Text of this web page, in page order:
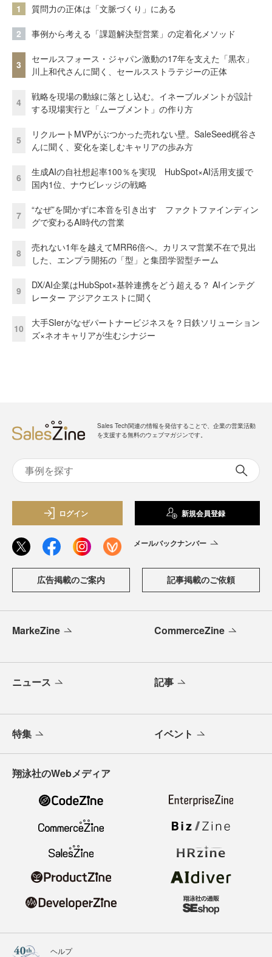
1 質問力の正体は「文脈づくり」にある
2 事例から考える「課題解決型営業」の定着化メソッド
3
セールスフォース・ジャパン激動の17年を支えた「黒衣」
川上和代さんに聞く、セールスストラテジーの正体
4
戦略を現場の動線に落とし込む。イネーブルメントが設計
する現場実行と「ムーブメント」の作り方
5
リクルートMVPがぶつかった売れない壁。SaleSeed梶谷さ
んに聞く、変化を楽しむキャリアの歩み方
6
生成AIの自社想起率100％を実現 HubSpot×AI活用支援で
国内1位、ナウビレッジの戦略
7
“なぜ”を聞かずに本音を引き出す ファクトファインディン
グで変わるAI時代の営業
8
売れない1年を越えてMRR6倍へ。カリスマ営業不在で見出
した、エンプラ開拓の「型」と集団学習型チーム
9
DX/AI企業はHubSpot×基幹連携をどう超える？ AIインテグ
レーター アジアクエストに聞く
10
大手SIerがなぜパートナービジネスを？日鉄ソリューション
ズ×ネオキャリアが生むシナジー
Sales Tech関連の情報を発信することで、企業の営業活動
を支援する無料のウェブマガジンです。
ログイン 新規会員登録
メールバックナンバー
広告掲載のご案内 記事掲載のご依頼
MarkeZine CommerceZine
ニュース 記事
特集 イベント
翔泳社のWebメディア
ヘルプ